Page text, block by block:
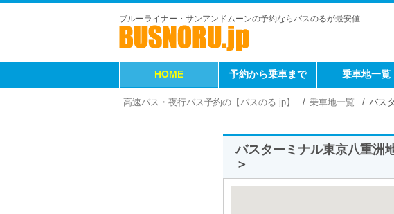
ブルーライナー・サンアンドムーンの予約ならバスのるが最安値
HOME 予約から乗車まで 乗車地一覧
高速バス・夜行バス予約の【バスのる.jp】 乗車地一覧 バス
バスターミナル東京八重洲
＞